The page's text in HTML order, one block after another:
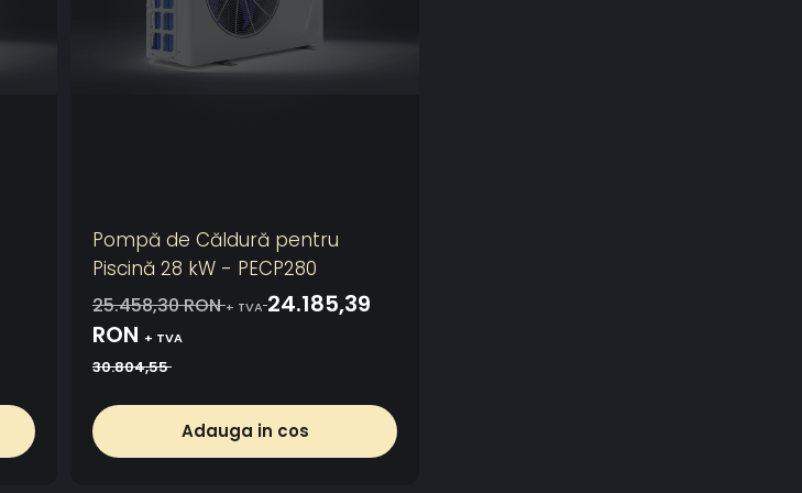
Pompă de Căldură pentru
Piscină 28 kW - PECP280
25.458,30 RON+ TVA 24.185,39
RON + TVA
30.804,55
Adauga in cos